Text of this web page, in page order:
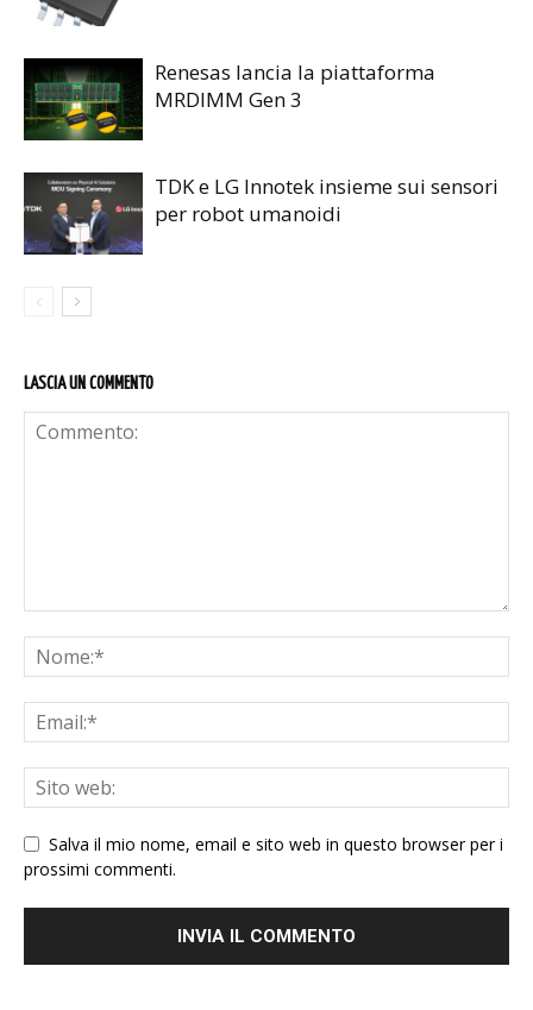
Renesas lancia la piattaforma
MRDIMM Gen 3
TDK e LG Innotek insieme sui sensori
per robot umanoidi
LASCIA UN COMMENTO
Salva il mio nome, email e sito web in questo browser per i
prossimi commenti.